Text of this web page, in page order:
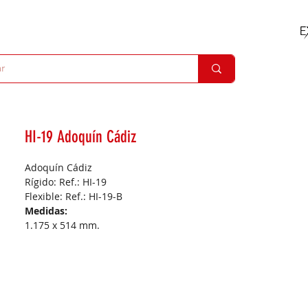
HI-19 Adoquín Cádiz
Adoquín Cádiz
Rígido: Ref.: HI-19
Flexible: Ref.: HI-19-B
Medidas:
1.175 x 514 mm.